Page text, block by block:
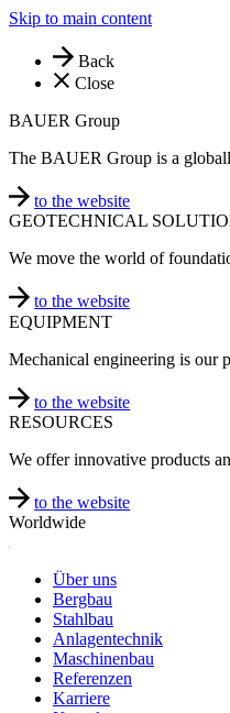
Skip to main content
Back
Close
BAUER Group
The BAUER Group is a
to the website
GEOTECHNICAL
We move the world of
to the website
EQUIPMENT
Mechanical engineering is our
to the website
RESOURCES
We offer innovative products
to the website
Worldwide
Über uns
Bergbau
Stahlbau
Anlagentechnik
Maschinenbau
Referenzen
Karriere